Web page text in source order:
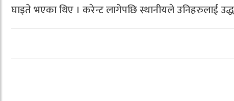
घाइते भएका थिए । करेन्ट लागेपछि स्थानीयले उनिहरुलाई